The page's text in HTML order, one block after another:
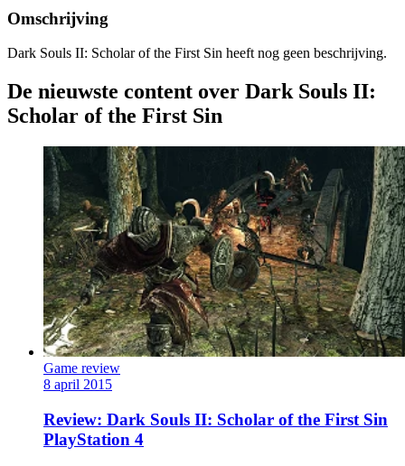
Omschrijving
Dark Souls II: Scholar of the First Sin heeft nog geen beschrijving.
De nieuwste content over Dark Souls II:
Scholar of the First Sin
Game review
8 april 2015
Review: Dark Souls II: Scholar of the First Sin
PlayStation 4